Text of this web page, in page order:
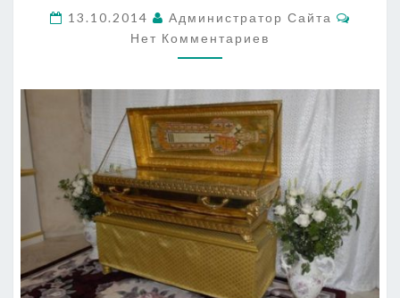
13.10.2014 Администратор Сайта
Нет Комментариев